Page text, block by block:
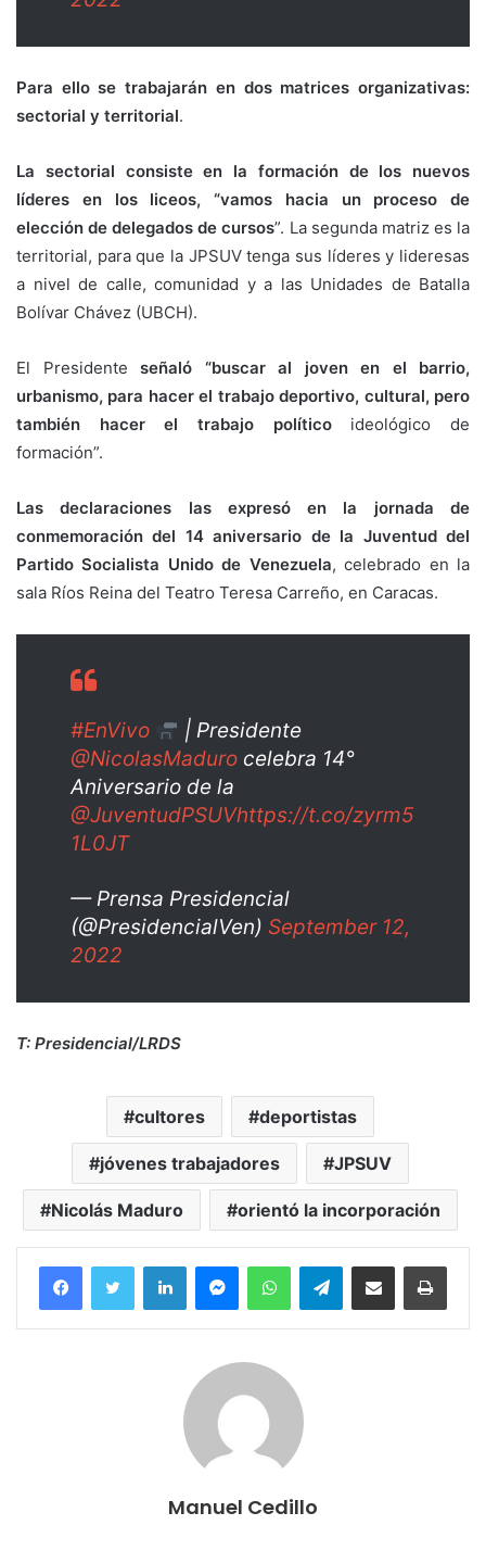
Para ello se trabajarán en dos matrices organizativas:
sectorial y territorial.
La sectorial consiste en la formación de los nuevos
líderes en los liceos, “vamos hacia un proceso de
elección de delegados de cursos”. La segunda matriz es la
territorial, para que la JPSUV tenga sus líderes y lideresas
a nivel de calle, comunidad y a las Unidades de Batalla
Bolívar Chávez (UBCH).
El Presidente señaló “buscar al joven en el barrio,
urbanismo, para hacer el trabajo deportivo, cultural, pero
también hacer el trabajo políticoideológico de
formación”.
Las declaraciones las expresó en la jornada de
conmemoración del 14 aniversario de la Juventud del
Partido Socialista Unido de Venezuela, celebrado en la
sala Ríos Reina del Teatro Teresa Carreño, en Caracas.
#EnVivo
| Presidente
@NicolasMaduro celebra 14°
Aniversario de la
@JuventudPSUVhttps://t.co/zyrm5
1L0JT
— Prensa Presidencial
(@PresidencialVen) September 12,
2022
T: Presidencial/LRDS
cultores deportistas
jóvenes trabajadores JPSUV
Nicolás Maduro orientó la incorporación
FacebookTwitter LinkedInMessengerWhatsAppTelegramCompartir por correo electrónico
Manuel Cedillo